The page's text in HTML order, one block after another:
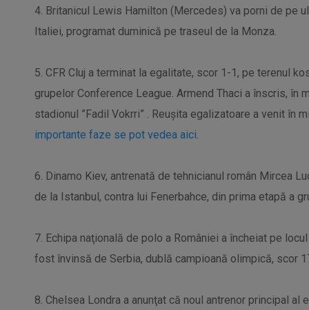
4. Britanicul Lewis Hamilton (Mercedes) va porni de pe
Italiei, programat duminică pe traseul de la Monza.
5. CFR Cluj a terminat la egalitate, scor 1-1, pe terenul
grupelor Conference League. Armend Thaci a înscris, în
stadionul ”Fadil Vokrri” . Reușita egalizatoare a venit în
importante faze se pot vedea aici.
6. Dinamo Kiev, antrenată de tehnicianul român Mircea
de la Istanbul, contra lui Fenerbahce, din prima etapă a
7. Echipa naţională de polo a României a încheiat pe
fost învinsă de Serbia, dublă campioană olimpică, scor
8. Chelsea Londra a anunţat că noul antrenor principal al